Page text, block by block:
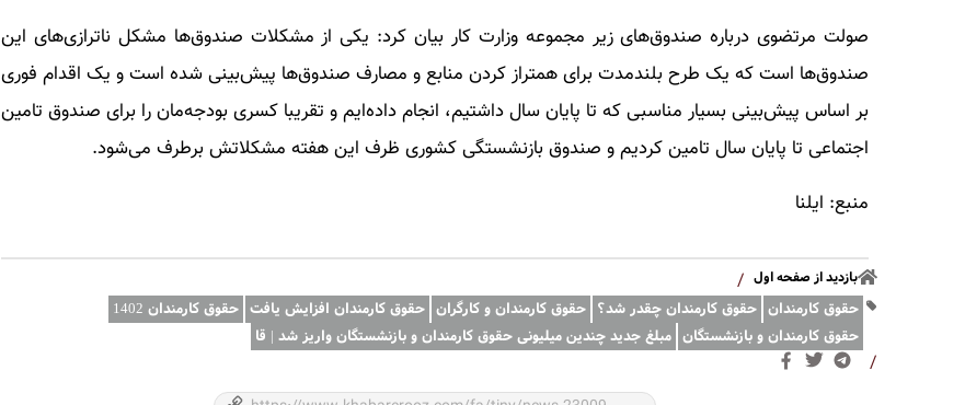
صولت مرتضوی درباره صندوق‌های زیر مجموعه وزارت کار بیان کرد: یکی از مشکلات صندوق‌ها مشکل ناترازی‌های این
صندوق‌ها است که یک طرح بلندمدت برای همتراز کردن منابع و مصارف صندوق‌ها پیش‌بینی شده است و یک اقدام فوری
بر اساس پیش‌بینی بسیار مناسبی که تا پایان سال داشتیم، انجام داده‌ایم و تقریبا کسری بودجه‌مان را برای صندوق تامین
اجتماعی تا پایان سال تامین کردیم و صندوق بازنشستگی کشوری ظرف این هفته مشکلاتش برطرف می‌شود.
منبع: ایلنا
بازدید از صفحه اول /
حقوق کارمندان حقوق کارمندان چقدر شد؟ حقوق کارمندان و کارگران حقوق کارمندان افزایش یافت حقوق کارمندان 1402
حقوق کارمندان و بازنشستگان مبلغ جدید چندین میلیونی حقوق کارمندان و بازنشستگان واریز شد | قا
/